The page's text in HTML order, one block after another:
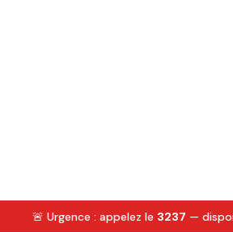
🚨 Urgence : appelez le 3237 —